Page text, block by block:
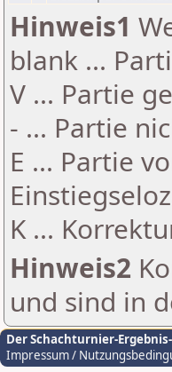
Hinweis1
blank ...
V ... Partie
- ... Partie
E ... Partie
K ...
Hinweis2
und sind in
Der Schachturnier-
Impressum /